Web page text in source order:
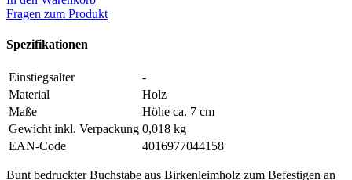
Fragen zum Produkt
Spezifikationen
Einstiegsalter
-
Material
Holz
Maße
Höhe ca. 7 cm
Gewicht inkl. Verpackung 0,018 kg
EAN-Code
4016977044158
Bunt bedruckter Buchstabe aus Birkenleimholz zum Befestigen an